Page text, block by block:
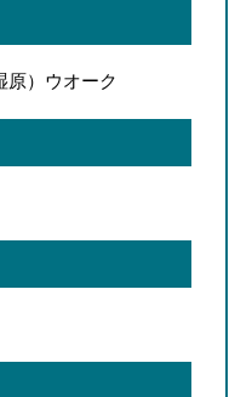
原）ウオーク